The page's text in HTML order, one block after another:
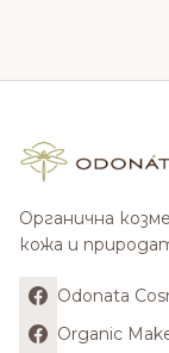
Органична
кожа и
Odonata
Organic